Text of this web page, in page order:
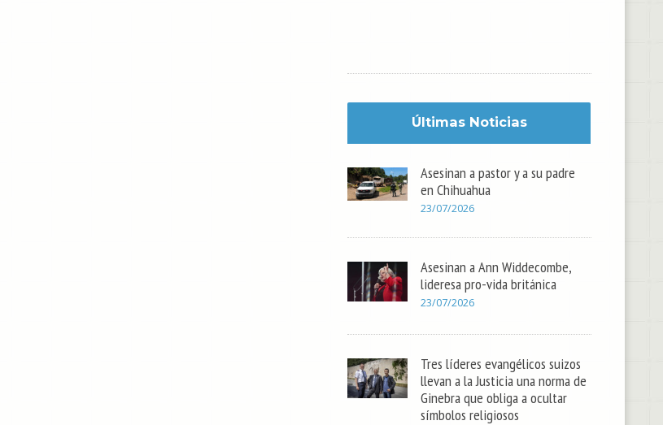
Últimas Noticias
Asesinan a pastor y a su padre
en Chihuahua
23/07/2026
Asesinan a Ann Widdecombe,
lideresa pro-vida británica
23/07/2026
Tres líderes evangélicos suizos
llevan a la Justicia una norma de
Ginebra que obliga a ocultar
símbolos religiosos